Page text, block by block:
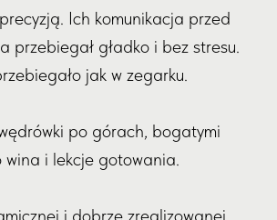
Ich komunikacja przed
przebiegał gładko i bez stresu.
jak w zegarku.
po górach, bogatymi
wina i lekcje gotowania.
i dobrze zrealizowanej